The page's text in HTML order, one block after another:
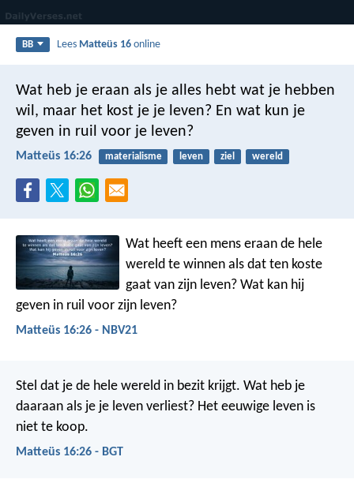
BB Lees Matteüs 16 online
Wat heb je eraan als je alles hebt wat je hebben
wil, maar het kost je je leven? En wat kun je
geven in ruil voor je leven?
Matteüs 16:26 materialisme leven ziel wereld
Wat heeft een mens eraan de hele
wereld te winnen als dat ten koste
gaat van zijn leven? Wat kan hij
geven in ruil voor zijn leven?
Matteüs 16:26 - NBV21
Stel dat je de hele wereld in bezit krijgt. Wat heb je
daaraan als je je leven verliest? Het eeuwige leven is
niet te koop.
Matteüs 16:26 - BGT